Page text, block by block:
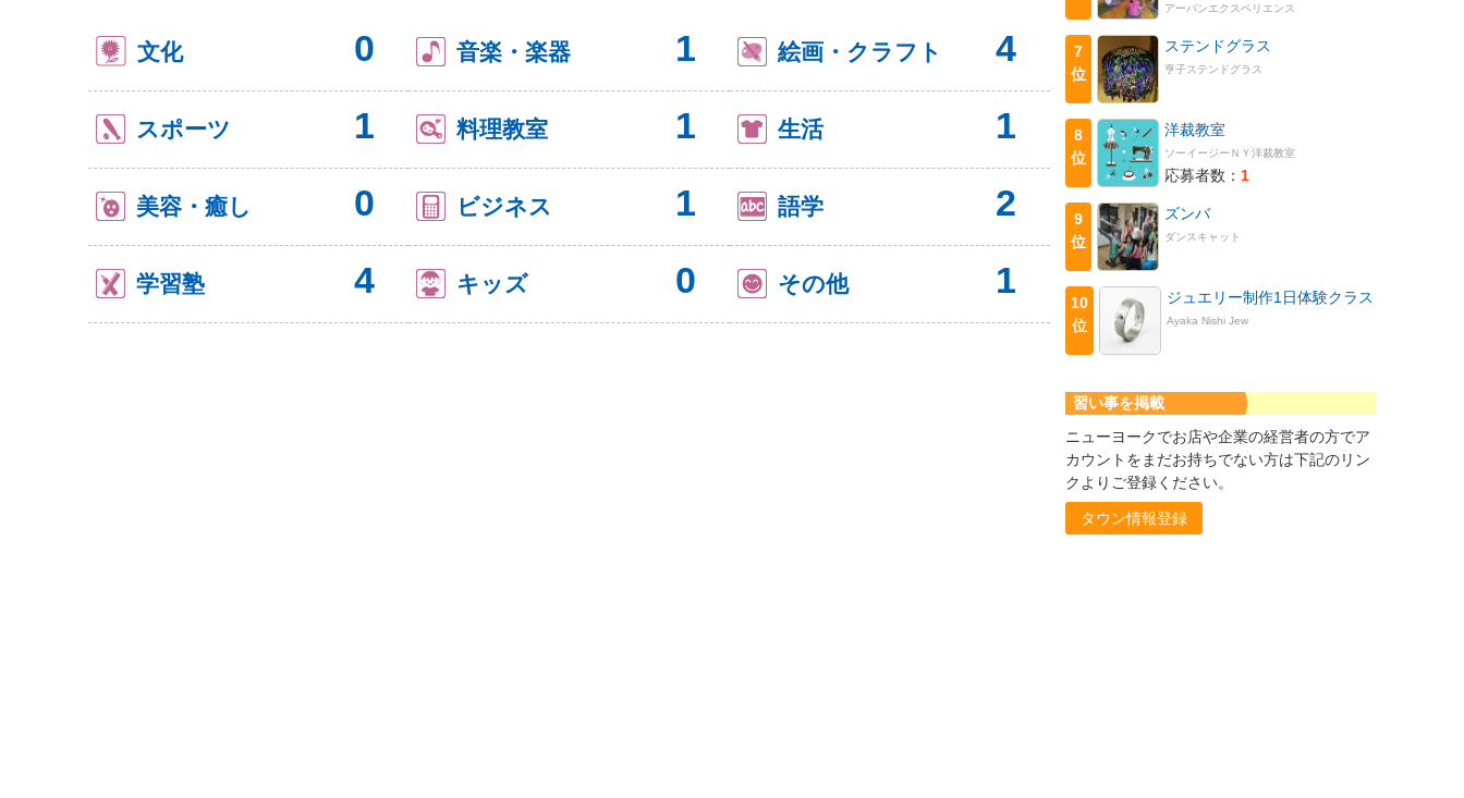
文化 0 音楽・楽器 1 絵画・クラフト 4
スポーツ 1 料理教室 1 生活 1
美容・癒し 0 ビジネス 1 語学 2
学習塾 4 キッズ 0 その他 1
アーバンエクスペリエンス
7
位
ステンドグラス
亨子ステンドグラス
8
位
洋裁教室
ソーイージーＮＹ洋裁教室
応募者数： 1
9
位
ズンバ
ダンスキャット
10
位
ジュエリー制作1日体験クラス
Ayaka Nishi Jew
習い事を掲載
ニューヨークでお店や企業の経営者の方でア
カウントをまだお持ちでない方は下記のリン
クよりご登録ください。
タウン情報登録